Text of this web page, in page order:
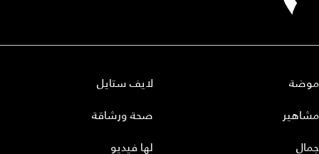
موضة
مشاهير
جمال
لايف ستايل
صحة ورشاقة
لها فيديو